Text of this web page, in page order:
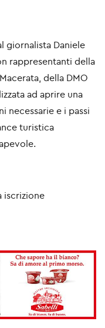
giornalista Daniele
rappresentanti della
, della DMO
ad aprire una
necessarie e i passi
turistica
iscrizione